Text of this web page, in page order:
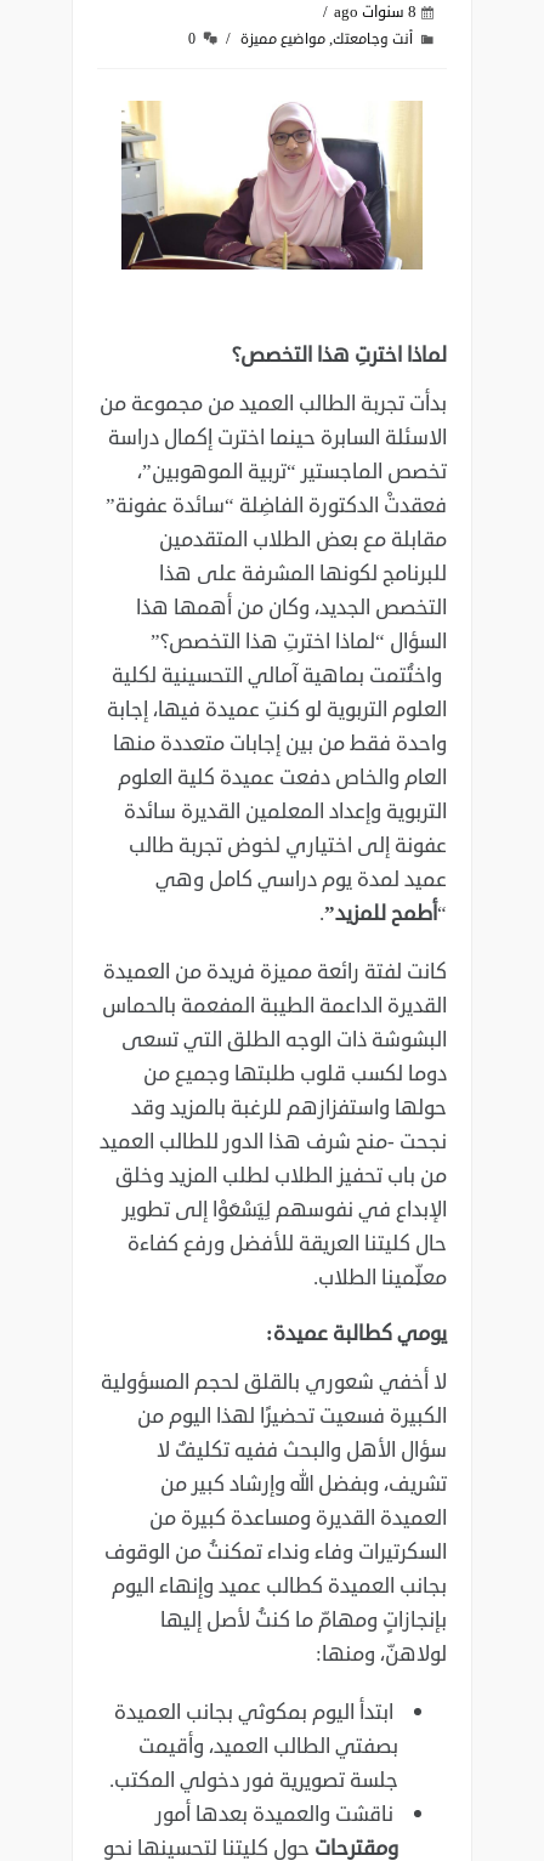
8 سنوات ago
أنت وجامعتك,مواضيع مميزة 0
لماذا اخترتِ هذا التخصص؟
بدأت تجربة الطالب العميد من مجموعة من
الاسئلة السابرة حينما اخترت إكمال دراسة
تخصص الماجستير “تربية الموهوبين”،
فعقدتْ الدكتورة الفاضِلة “سائدة عفونة”
مقابلة مع بعض الطلاب المتقدمين
للبرنامج لكونها المشرفة على هذا
التخصص الجديد، وكان من أهمها هذا
السؤال “لماذا اخترتِ هذا التخصص؟”
واختُتمت بماهية آمالي التحسينية لكلية
العلوم التربوية لو كنتِ عميدة فيها، إجابة
واحدة فقط من بين إجابات متعددة منها
العام والخاص دفعت عميدة كلية العلوم
التربوية وإعداد المعلمين القديرة سائدة
عفونة إلى اختياري لخوض تجربة طالب
عميد لمدة يوم دراسي كامل وهي
“أطمح للمزيد”.
كانت لفتة رائعة مميزة فريدة من العميدة
القديرة الداعمة الطيبة المفعمة بالحماس
البشوشة ذات الوجه الطلق التي تسعى
دوما لكسب قلوب طلبتها وجميع من
حولها واستفزازهم للرغبة بالمزيد وقد
نجحت -منح شرف هذا الدور للطالب العميد
من باب تحفيز الطلاب لطلب المزيد وخلق
الإبداع في نفوسهم لِيَسْعَوْا إلى تطوير
حال كليتنا العريقة للأفضل ورفع كفاءة
معلِّمينا الطلاب.
يومي كطالبة عميدة:
لا أخفي شعوري بالقلق لحجم المسؤولية
الكبيرة فسعيت تحضيرًا لهذا اليوم من
سؤال الأهل والبحث ففيه تكليفٌ لا
تشريف، وبفضل الله وإرشاد كبير من
العميدة القديرة ومساعدة كبيرة من
السكرتيرات وفاء ونداء تمكنتُ من الوقوف
بجانب العميدة كطالب عميد وإنهاء اليوم
بإنجازاتٍ ومهامّ ما كنتُ لأصل إليها
لولاهنّ، ومنها:
ابتدأ اليوم بمكوثي بجانب العميدة
بصفتي الطالب العميد، وأقيمت
جلسة تصويرية فور دخولي المكتب.
ناقشت والعميدة بعدها أمور
ومقترحات حول كليتنا لتحسينها نحو